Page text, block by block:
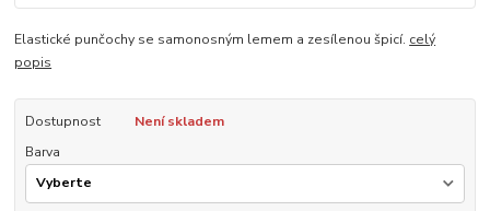
Elastické punčochy se samonosným lemem a zesílenou špicí. celý
popis
Dostupnost
Není skladem
Barva